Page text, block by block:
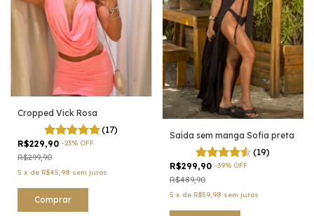
Cropped Vick Rosa
(17)
R$229,90 -23% OFF
R$299,90
5 x de R$45,98 sem juros
Comprar
Saída sem manga Sofia preta
(19)
R$299,90 -39% OFF
R$489,90
5 x de R$59,98 sem juros